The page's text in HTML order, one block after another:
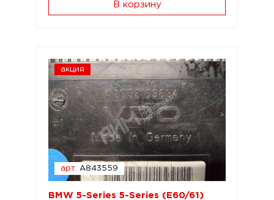
В корзину
акция
арт. A843559
BMW 5-Series 5-Series (E60/61)